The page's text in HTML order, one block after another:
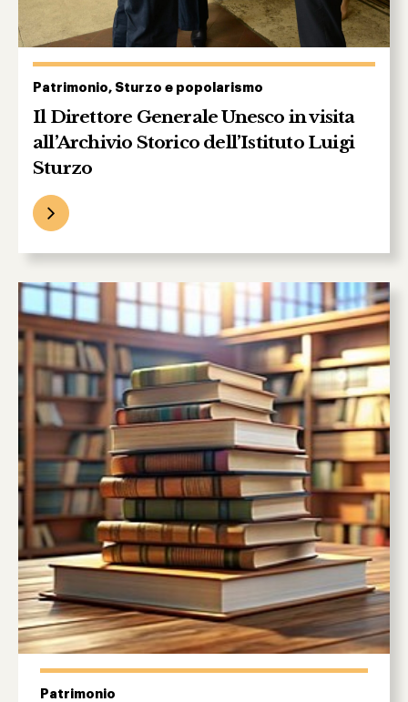
Patrimonio, Sturzo e popolarismo
Il Direttore Generale Unesco in visita
all’Archivio Storico dell’Istituto Luigi
Sturzo
Patrimonio